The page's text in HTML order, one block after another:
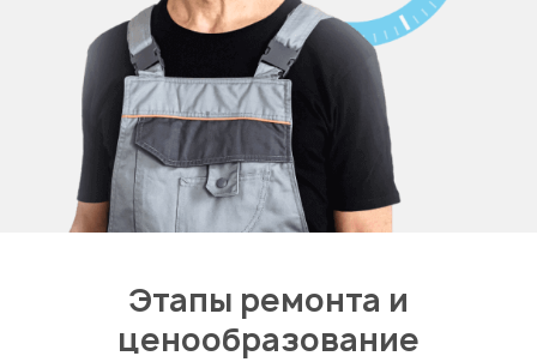
Этапы ремонта и
ценообразование